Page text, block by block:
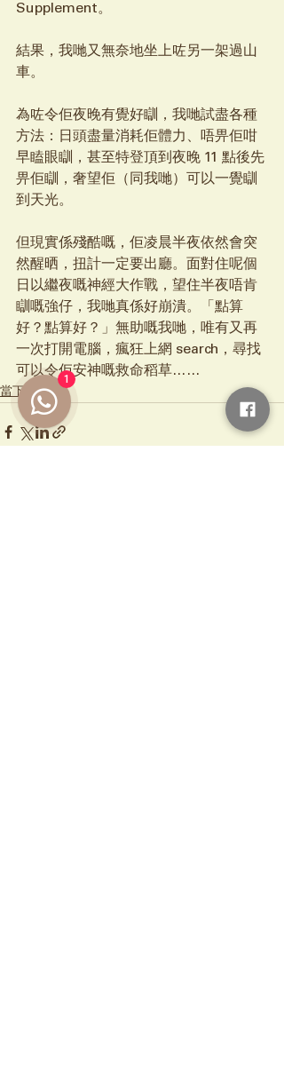
Supplement。
結果，我哋又無奈地坐上咗另一架過山
車。
為咗令佢夜晚有覺好瞓，我哋試盡各種
方法：日頭盡量消耗佢體力、唔畀佢咁
早瞌眼瞓，甚至特登頂到夜晚 11 點後先
畀佢瞓，奢望佢（同我哋）可以一覺瞓
到天光。
但現實係殘酷嘅，佢凌晨半夜依然會突
然醒晒，扭計一定要出廳。面對住呢個
日以繼夜嘅神經大作戰，望住半夜唔肯
瞓嘅強仔，我哋真係好崩潰。「點算
好？點算好？」無助嘅我哋，唯有又再
一次打開電腦，瘋狂上網 search，尋找
可以令佢安神嘅救命稻草……
當下的航道
1